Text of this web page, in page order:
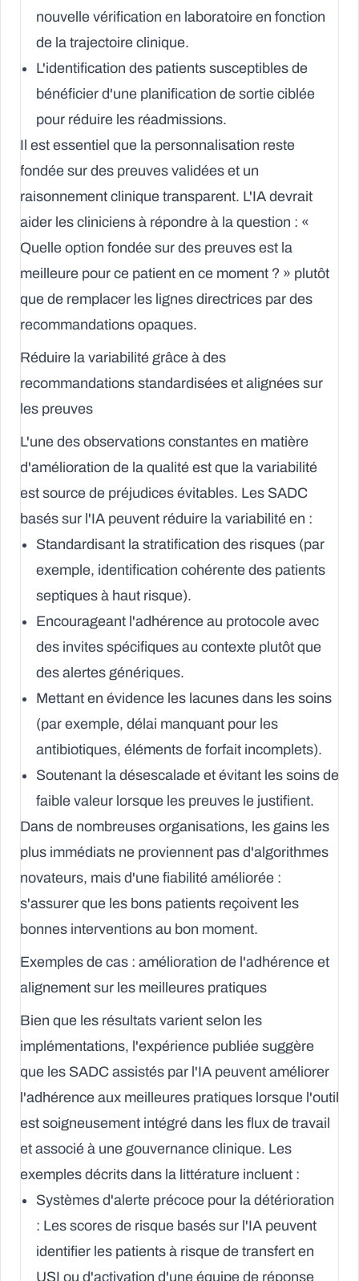
nouvelle vérification en laboratoire en fonction
de la trajectoire clinique.
L'identification des patients susceptibles de
bénéficier d'une planification de sortie ciblée
pour réduire les réadmissions.
Il est essentiel que la personnalisation reste
fondée sur des preuves validées et un
raisonnement clinique transparent. L'IA devrait
aider les cliniciens à répondre à la question : «
Quelle option fondée sur des preuves est la
meilleure pour ce patient en ce moment ? » plutôt
que de remplacer les lignes directrices par des
recommandations opaques.
Réduire la variabilité grâce à des
recommandations standardisées et alignées sur
les preuves
L'une des observations constantes en matière
d'amélioration de la qualité est que la variabilité
est source de préjudices évitables. Les SADC
basés sur l'IA peuvent réduire la variabilité en :
Standardisant la stratification des risques (par
exemple, identification cohérente des patients
septiques à haut risque).
Encourageant l'adhérence au protocole avec
des invites spécifiques au contexte plutôt que
des alertes génériques.
Mettant en évidence les lacunes dans les soins
(par exemple, délai manquant pour les
antibiotiques, éléments de forfait incomplets).
Soutenant la désescalade et évitant les soins de
faible valeur lorsque les preuves le justifient.
Dans de nombreuses organisations, les gains les
plus immédiats ne proviennent pas d'algorithmes
novateurs, mais d'une fiabilité améliorée :
s'assurer que les bons patients reçoivent les
bonnes interventions au bon moment.
Exemples de cas : amélioration de l'adhérence et
alignement sur les meilleures pratiques
Bien que les résultats varient selon les
implémentations, l'expérience publiée suggère
que les SADC assistés par l'IA peuvent améliorer
l'adhérence aux meilleures pratiques lorsque l'outil
est soigneusement intégré dans les flux de travail
et associé à une gouvernance clinique. Les
exemples décrits dans la littérature incluent :
Systèmes d'alerte précoce pour la détérioration
: Les scores de risque basés sur l'IA peuvent
identifier les patients à risque de transfert en
USI ou d'activation d'une équipe de réponse